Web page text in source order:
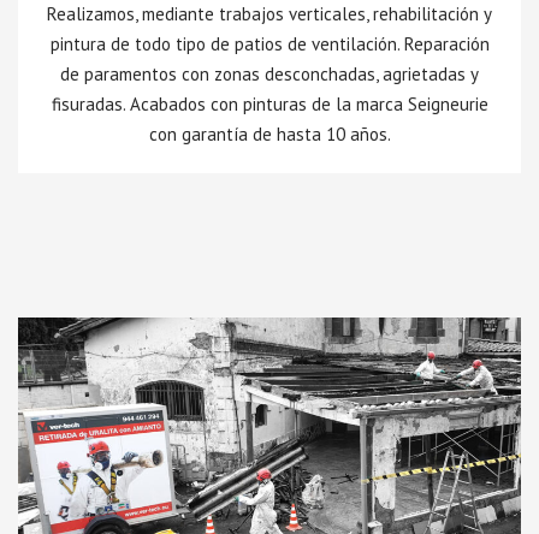
Realizamos, mediante trabajos verticales, rehabilitación y
pintura de todo tipo de patios de ventilación. Reparación
de paramentos con zonas desconchadas, agrietadas y
fisuradas. Acabados con pinturas de la marca Seigneurie
con garantía de hasta 10 años.